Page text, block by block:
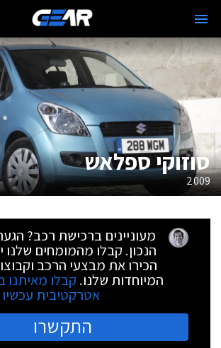
סוזוקי ספלאש
2009
מעוניינים ברכישת רכב?
הנכון. קבלו מהמומחים שלנו
הכירו את מבצעי הרכב
המיוחדות שלנו. קבלו מאיתנו
אטרקטיבית עכשיו
התקשרו